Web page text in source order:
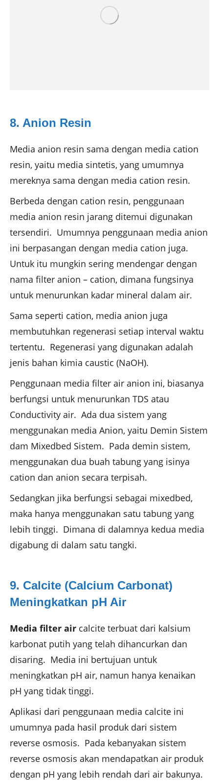
8. Anion Resin
Media anion resin sama dengan media cation
resin, yaitu media sintetis, yang umumnya
mereknya sama dengan media cation resin.
Berbeda dengan cation resin, penggunaan
media anion resin jarang ditemui digunakan
tersendiri. Umumnya penggunaan media anion
ini berpasangan dengan media cation juga.
Untuk itu mungkin sering mendengar dengan
nama filter anion – cation, dimana fungsinya
untuk menurunkan kadar mineral dalam air.
Sama seperti cation, media anion juga
membutuhkan regenerasi setiap interval waktu
tertentu. Regenerasi yang digunakan adalah
jenis bahan kimia caustic (NaOH).
Penggunaan media filter air anion ini, biasanya
berfungsi untuk menurunkan TDS atau
Conductivity air. Ada dua sistem yang
menggunakan media Anion, yaitu Demin Sistem
dam Mixedbed Sistem. Pada demin sistem,
menggunakan dua buah tabung yang isinya
cation dan anion secara terpisah.
Sedangkan jika berfungsi sebagai mixedbed,
maka hanya menggunakan satu tabung yang
lebih tinggi. Dimana di dalamnya kedua media
digabung di dalam satu tangki.
9. Calcite (Calcium Carbonat)
Meningkatkan pH Air
Media filter air calcite terbuat dari kalsium
karbonat putih yang telah dihancurkan dan
disaring. Media ini bertujuan untuk
meningkatkan pH air, namun hanya kenaikan
pH yang tidak tinggi.
Aplikasi dari penggunaan media calcite ini
umumnya pada hasil produk dari sistem
reverse osmosis. Pada kebanyakan sistem
reverse osmosis akan mendapatkan air produk
dengan pH yang lebih rendah dari air bakunya.